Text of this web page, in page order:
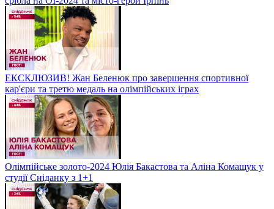
ЕКСКЛЮЗИВ! Жан Беленюк про завершення спортивної
кар'єри та третю медаль на олімпійських іграх
Олімпійське золото-2024 Юлія Бакастова та Аліна Комащук у
студії Сніданку з 1+1